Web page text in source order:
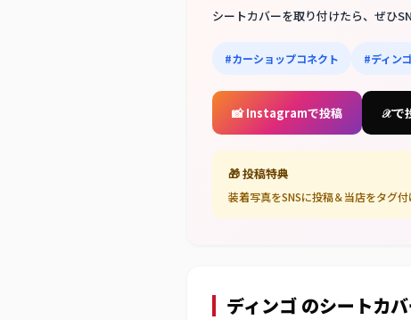
シートカバーを取り付けたら、ぜひ
#カーショップコネクト #ディン
📸 Instagramで投稿 𝒳 で
🎁 投稿特典
装着写真をSNSに投稿＆当店をタグ
ディンゴ のシートカ